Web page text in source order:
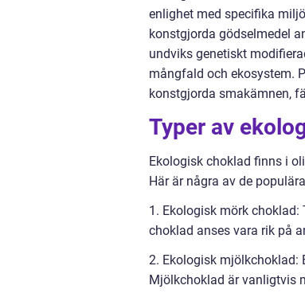
enlighet med specifika
konstgjorda gödselmedel
undviks genetiskt
mångfald och ekosystem.
konstgjorda smakämnen,
Typer av
Ekologisk choklad finns i
Här är några av de
1. Ekologisk mörk
choklad anses vara rik på
2. Ekologisk mjölkchoklad:
Mjölkchoklad är vanligtvis